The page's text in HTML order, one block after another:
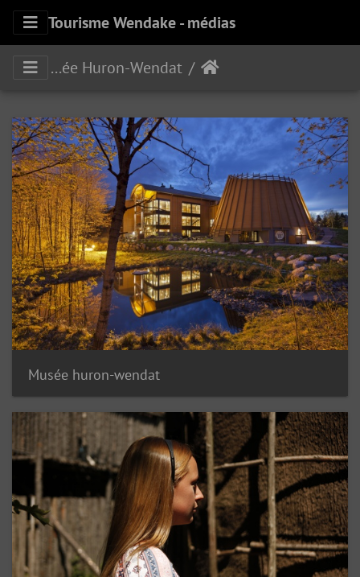
Tourisme Wendake - médias
Musée Huron-Wendat
Musée huron-wendat